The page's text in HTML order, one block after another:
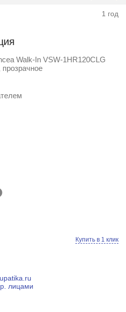
1 год
Walk-In VSW-1HR120CLG
Купить в 1 клик
лицами